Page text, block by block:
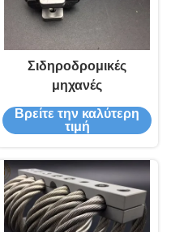
Σιδηροδρομικές
μηχανές
Βρείτε την καλύτερη
τιμή